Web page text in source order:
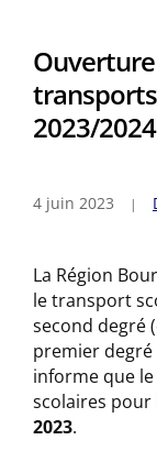
2023/2024
4 juin 2023
La Région
le transport
second degré
premier
informe que
scolaires pour
2023.